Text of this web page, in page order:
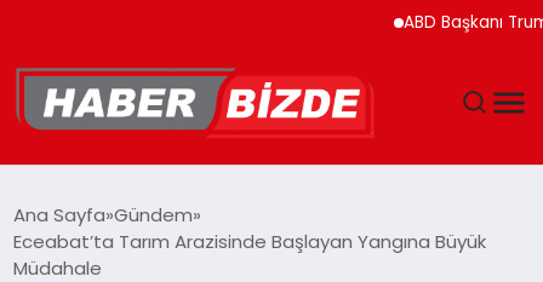
ABD Başkanı
YAŞAM
Ana Sayfa Gündem
Eceabat’ta Tarım Arazisinde Başlayan Yangına Büyük
Müdahale